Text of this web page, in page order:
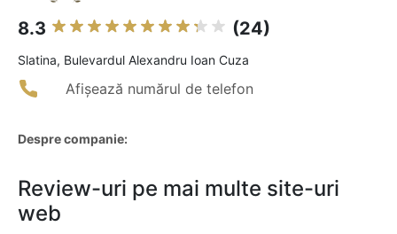
8.3 (24)
Slatina, Bulevardul Alexandru Ioan Cuza
Afișează numărul de telefon
Despre companie:
Review-uri pe mai multe site-uri
web